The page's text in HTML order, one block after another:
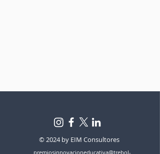
© 2024 by EIM Consultores
premiosinnovacioneducativa@trebol-